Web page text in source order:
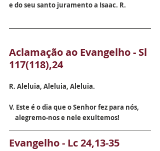
e do seu santo juramento a Isaac. R.
Aclamação ao Evangelho - Sl
117(118),24
R. Aleluia, Aleluia, Aleluia.
V. Este é o dia que o Senhor fez para nós,
alegremo-nos e nele exultemos!
Evangelho - Lc 24,13-35